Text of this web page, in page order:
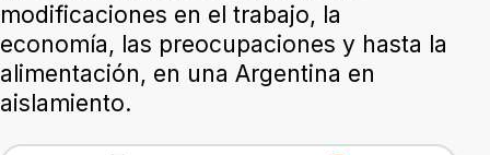
modificaciones en el trabajo, la
economía, las preocupaciones y hasta la
alimentación, en una Argentina en
aislamiento.